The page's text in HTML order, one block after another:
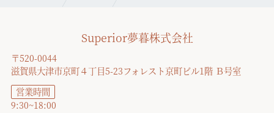
Superior夢暮株式会社
〒520-0044
滋賀県大津市京町４丁目5-23フォレスト京町ビル1階 Ｂ号室
営業時間
9:30~18:00